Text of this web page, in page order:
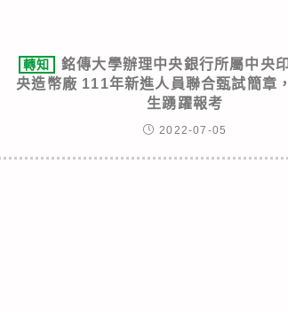
轉知
銘傳大學辦理中央銀行所屬中央
央造幣廠 111年新進人員聯合甄試簡章
生踴躍報考
2022-07-05